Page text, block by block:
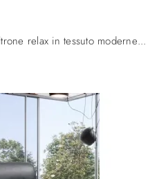
Scopri la nostra serie di Poltrone relax in tessuto moderne: scegli il modello Flavia Yoga Flexx di Spaziorelax con movimento relax.